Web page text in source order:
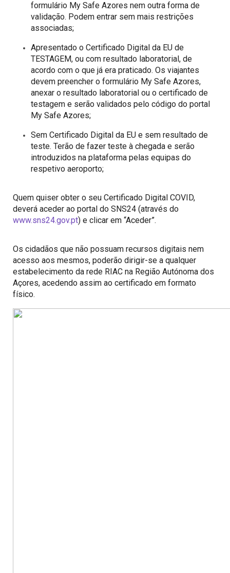
formulário My Safe Azores nem outra forma de
validação. Podem entrar sem mais restrições
associadas;
Apresentado o Certificado Digital da EU de
TESTAGEM, ou com resultado laboratorial, de
acordo com o que já era praticado. Os viajantes
devem preencher o formulário My Safe Azores,
anexar o resultado laboratorial ou o certificado de
testagem e serão validados pelo código do portal
My Safe Azores;
Sem Certificado Digital da EU e sem resultado de
teste. Terão de fazer teste à chegada e serão
introduzidos na plataforma pelas equipas do
respetivo aeroporto;
Quem quiser obter o seu Certificado Digital COVID,
deverá aceder ao portal do SNS24 (através do
www.sns24.gov.pt) e clicar em “Aceder”.
Os cidadãos que não possuam recursos digitais nem
acesso aos mesmos, poderão dirigir-se a qualquer
estabelecimento da rede RIAC na Região Autónoma dos
Açores, acedendo assim ao certificado em formato
físico.